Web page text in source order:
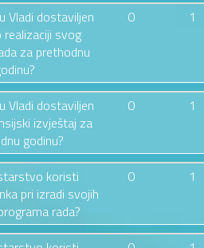
Vladi dostaviljen
svog
za prethodnu
0 1
Vladi dostaviljen
izvještaj za
godinu?
0 1
koristi
pri izradi svojih
rada?
0 1